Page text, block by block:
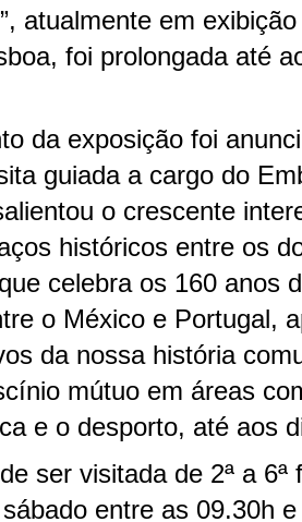
atualmente em
foi prolongada até
da exposição foi
guiada a cargo do
o crescente
históricos entre os
celebra os 160 anos
o México e Portugal,
da nossa história
mútuo em áreas
e o desporto, até aos
ser visitada de 2ª a
entre as 09.30h